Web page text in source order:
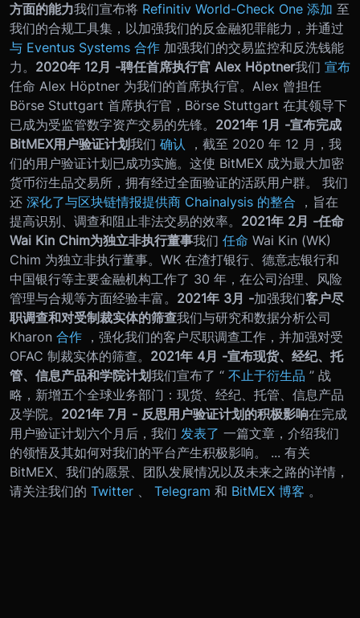
方面的能力我们宣布将 Refinitiv World-Check One 添加 至
我们的合规工具集，以加强我们的反金融犯罪能力，并通过
与 Eventus Systems 合作 加强我们的交易监控和反洗钱能
力。 2020年 12月 -聘任首席执行官 Alex Höptner我们 宣布
任命 Alex Höptner 为我们的首席执行官。Alex 曾担任
Börse Stuttgart 首席执行官，Börse Stuttgart 在其领导下
已成为受监管数字资产交易的先锋。 2021年 1月 -宣布完成
BitMEX用户验证计划我们 确认
，截至 2020 年 12 月，我
们的用户验证计划已成功实施。这使 BitMEX 成为最大加密
货币衍生品交易所，拥有经过全面验证的活跃用户群。 我们
还 深化了与区块链情报提供商 Chainalysis 的整合
，旨在
提高识别、调查和阻止非法交易的效率。 2021年 2月 -任命
Wai Kin Chim为独立非执行董事我们 任命 Wai Kin (WK)
Chim 为独立非执行董事。WK 在渣打银行、德意志银行和
中国银行等主要金融机构工作了 30 年，在公司治理、风险
管理与合规等方面经验丰富。 2021年 3月 -加强我们客户尽
职调查和对受制裁实体的筛查我们与研究和数据分析公司
Kharon 合作 ，强化我们的客户尽职调查工作，并加强对受
OFAC 制裁实体的筛查。 2021年 4月 -宣布现货、经纪、托
管、信息产品和学院计划我们宣布了 “ 不止于衍生品 ” 战
略，新增五个全球业务部门：现货、经纪、托管、信息产品
及学院。 2021年 7月 - 反思用户验证计划的积极影响在完成
用户验证计划六个月后，我们 发表了 一篇文章，介绍我们
的领悟及其如何对我们的平台产生积极影响。 ... 有关
BitMEX、我们的愿景、团队发展情况以及未来之路的详情，
请关注我们的 Twitter 、 Telegram 和 BitMEX 博客 。